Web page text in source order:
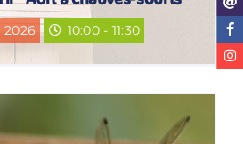
2026 10:00 - 11:30